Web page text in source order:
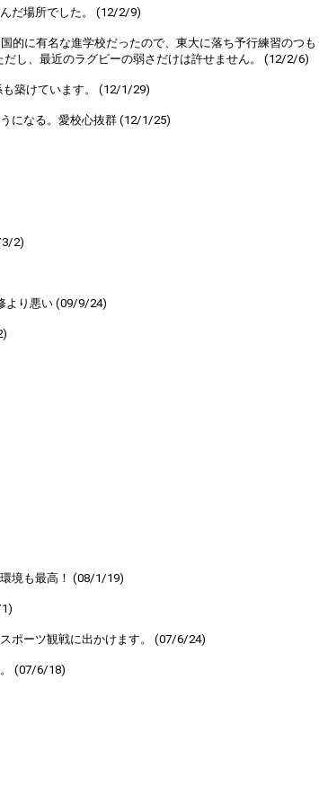
だ場所でした。 (12/2/9)
に有名な進学校だったので、東大に落ち予行練習のつ
し、最近のラグビーの弱さだけは許せません。 (12/2/6)
築けています。 (12/1/29)
になる。愛校心抜群 (12/1/25)
3/2)
より悪い (09/9/24)
境も最高！ (08/1/19)
ポーツ観戦に出かけます。 (07/6/24)
(07/6/18)